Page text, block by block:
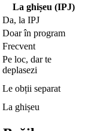
La ghișeu (IPJ)
Da, la IPJ
Doar în program
Frecvent
Pe loc, dar te
deplasezi
Le obții separat
La ghișeu